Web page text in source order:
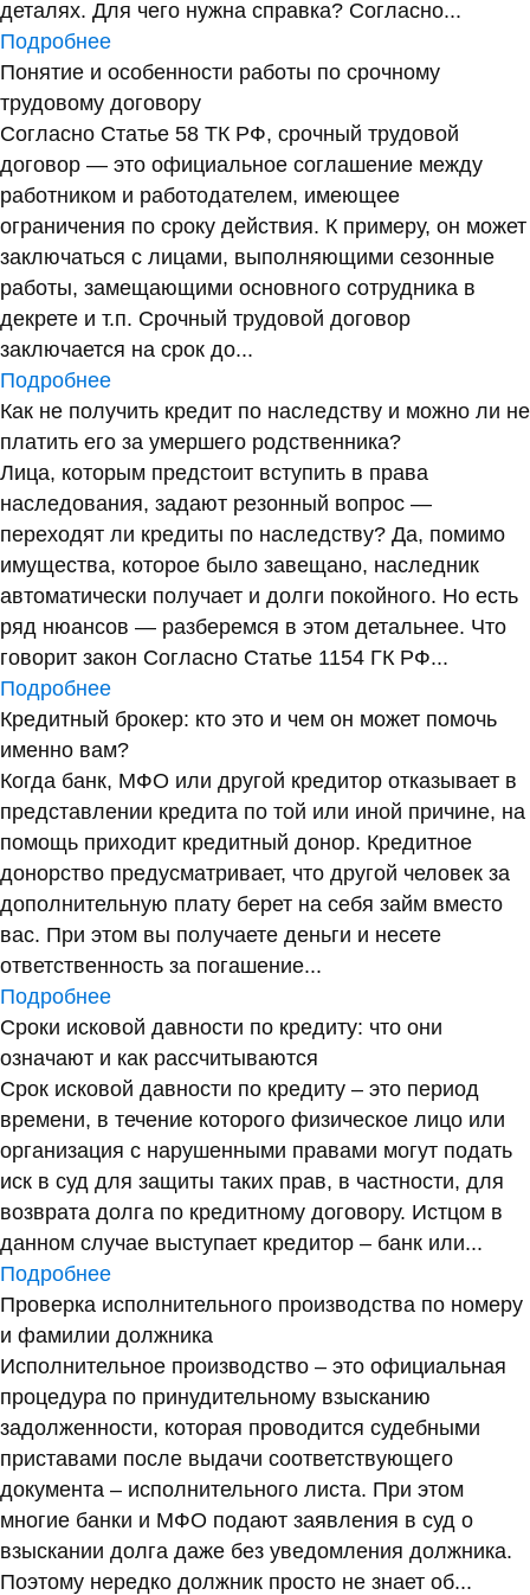
деталях. Для чего нужна справка? Согласно...
Подробнее
Понятие и особенности работы по срочному
трудовому договору
Согласно Статье 58 ТК РФ, срочный трудовой
договор — это официальное соглашение между
работником и работодателем, имеющее
ограничения по сроку действия. К примеру, он может
заключаться с лицами, выполняющими сезонные
работы, замещающими основного сотрудника в
декрете и т.п. Срочный трудовой договор
заключается на срок до...
Подробнее
Как не получить кредит по наследству и можно ли не
платить его за умершего родственника?
Лица, которым предстоит вступить в права
наследования, задают резонный вопрос —
переходят ли кредиты по наследству? Да, помимо
имущества, которое было завещано, наследник
автоматически получает и долги покойного. Но есть
ряд нюансов — разберемся в этом детальнее. Что
говорит закон Согласно Статье 1154 ГК РФ...
Подробнее
Кредитный брокер: кто это и чем он может помочь
именно вам?
Когда банк, МФО или другой кредитор отказывает в
представлении кредита по той или иной причине, на
помощь приходит кредитный донор. Кредитное
донорство предусматривает, что другой человек за
дополнительную плату берет на себя займ вместо
вас. При этом вы получаете деньги и несете
ответственность за погашение...
Подробнее
Сроки исковой давности по кредиту: что они
означают и как рассчитываются
Срок исковой давности по кредиту – это период
времени, в течение которого физическое лицо или
организация с нарушенными правами могут подать
иск в суд для защиты таких прав, в частности, для
возврата долга по кредитному договору. Истцом в
данном случае выступает кредитор – банк или...
Подробнее
Проверка исполнительного производства по номеру
и фамилии должника
Исполнительное производство – это официальная
процедура по принудительному взысканию
задолженности, которая проводится судебными
приставами после выдачи соответствующего
документа – исполнительного листа. При этом
многие банки и МФО подают заявления в суд о
взыскании долга даже без уведомления должника.
Поэтому нередко должник просто не знает об...